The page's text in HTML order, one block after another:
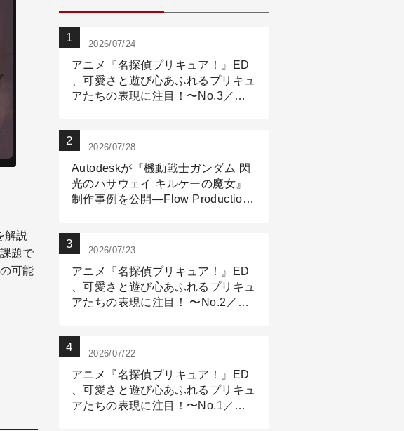
解説
題で
可能
2026/07/24
アニメ『名探偵プリキュア！』ED
、可愛さと遊び心あふれるプリキュ
アたちの表現に注目！〜No.3／ア
2026/07/28
Autodeskが『機動戦士ガンダム 閃
光のハサウェイ キルケーの魔女』
制作事例を公開―Flow Production
2026/07/23
アニメ『名探偵プリキュア！』ED
、可愛さと遊び心あふれるプリキュ
アたちの表現に注目！ 〜No.2／モ
2026/07/22
アニメ『名探偵プリキュア！』ED
、可愛さと遊び心あふれるプリキュ
アたちの表現に注目！〜No.1／演